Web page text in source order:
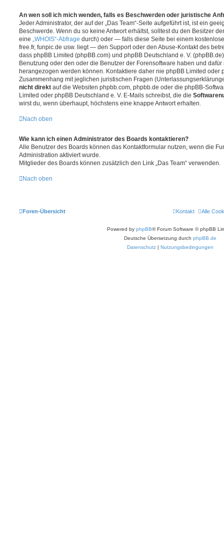
An wen soll ich mich wenden, falls es Beschwerden oder juristische
Jeder Administrator, der auf der „Das Team“-Seite aufgeführt ist, ist ein
Beschwerde. Wenn du so keine Antwort erhältst, solltest du den Besitzer
eine „WHOIS“-Abfrage durch) oder — falls diese Seite bei einem
free.fr, funpic.de usw. liegt — den Support oder den Abuse-Kontakt des
dass phpBB Limited (phpBB.com) und phpBB Deutschland e. V.
Benutzung oder den oder die Benutzer der Forensoftware haben und
herangezogen werden können. Kontaktiere daher nie phpBB Limited oder
Zusammenhang mit jeglichen juristischen Fragen
nicht direkt auf die Websiten phpbb.com, phpbb.de oder die phpBB-
Limited oder phpBB Deutschland e. V. E-Mails schreibst, die die
wirst du, wenn überhaupt, höchstens eine knappe Antwort erhalten.
Nach oben
Wie kann ich einen Administrator des Boards kontaktieren?
Alle Benutzer des Boards können das Kontaktformular nutzen, wenn die
Administration aktiviert wurde.
Mitglieder des Boards können zusätzlich den Link „Das Team“ verwenden.
Nach oben
Foren-Übersicht Alle
Kontakt
Powered by phpBB® Forum Software © phpBB
Deutsche Übersetzung durch phpBB.de
Datenschutz | Nutzungsbedingungen